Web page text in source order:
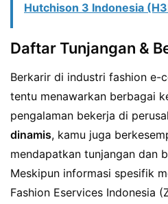
Hutchison 3 Indonesia
Daftar Tunjangan &
Berkarir di industri fashion e-
tentu menawarkan berbagai
pengalaman bekerja di
dinamis, kamu juga
mendapatkan tunjangan dan
Meskipun informasi spesifik
Fashion Eservices Indonesia